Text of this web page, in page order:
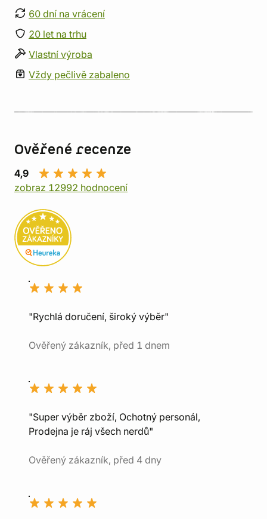
60 dní na vrácení
20 let na trhu
Vlastní výroba
Vždy pečlivě zabaleno
Ověřené recenze
4,9
zobraz 12992 hodnocení
"Rychlá doručení, široký výběr"
Ověřený zákazník, před 1 dnem
"Super výběr zboží, Ochotný personál,
Prodejna je ráj všech nerdů"
Ověřený zákazník, před 4 dny